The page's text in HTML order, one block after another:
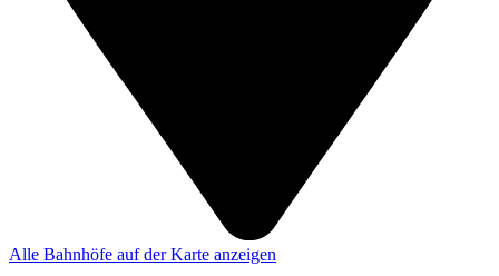
Alle Bahnhöfe auf der Karte anzeigen